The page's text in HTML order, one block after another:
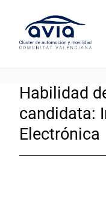
contenido
Habilidad
candidata:
Electrónica